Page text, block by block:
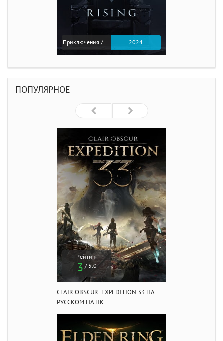
Приключения / Экшен 2024
ПОПУЛЯРНОЕ
Рейтинг
3 / 5.0
CLAIR OBSCUR: EXPEDITION 33 НА
РУССКОМ НА ПК